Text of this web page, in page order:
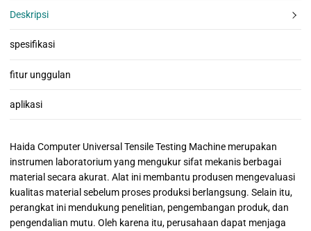
Deskripsi
spesifikasi
fitur unggulan
aplikasi
Haida Computer Universal Tensile Testing Machine merupakan
instrumen laboratorium yang mengukur sifat mekanis berbagai
material secara akurat. Alat ini membantu produsen mengevaluasi
kualitas material sebelum proses produksi berlangsung. Selain itu,
perangkat ini mendukung penelitian, pengembangan produk, dan
pengendalian mutu. Oleh karena itu, perusahaan dapat menjaga